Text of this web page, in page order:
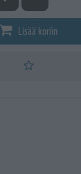
Lisää koriin